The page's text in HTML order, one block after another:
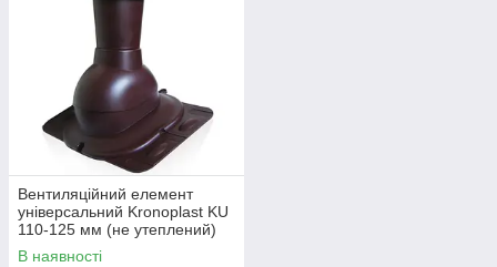
Вентиляційний елемент
універсальний Kronoplast KU
110-125 мм (не утеплений)
В наявності